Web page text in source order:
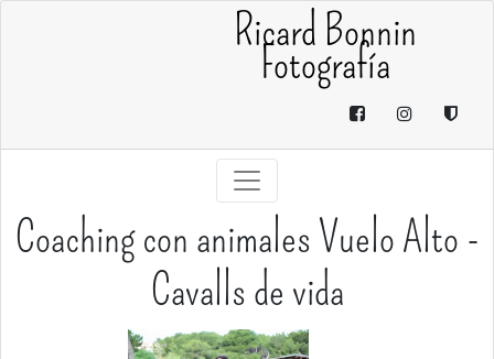
Ricard Bonnin
Fotografía
Coaching con animales Vuelo Alto -
Cavalls de vida